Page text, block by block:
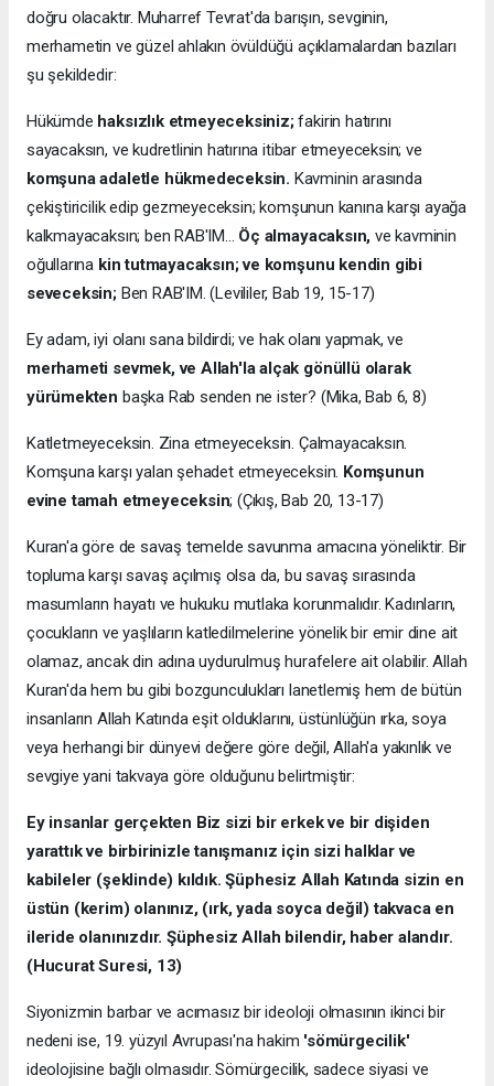
doğru olacaktır. Muharref Tevrat'da barışın, sevginin,
merhametin ve güzel ahlakın övüldüğü açıklamalardan bazıları
şu şekildedir:
Hükümde haksızlık etmeyeceksiniz;fakirin hatırını
sayacaksın, ve kudretlinin hatırına itibar etmeyeceksin; ve
komşuna adaletle hükmedeceksin. Kavminin arasında
çekiştiricilik edip gezmeyeceksin; komşunun kanına karşı ayağa
kalkmayacaksın; ben RAB'IM... Öç almayacaksın, ve kavminin
oğullarına kin tutmayacaksın; ve komşunu kendin gibi
seveceksin;Ben RAB'IM. (Levililer, Bab 19, 15-17)
Ey adam, iyi olanı sana bildirdi; ve hak olanı yapmak, ve
merhameti sevmek, ve Allah'la alçak gönüllü olarak
yürümekten başka Rab senden ne ister? (Mika, Bab 6, 8)
Katletmeyeceksin. Zina etmeyeceksin. Çalmayacaksın.
Komşuna karşı yalan şehadet etmeyeceksin. Komşunun
evine tamah etmeyeceksin; (Çıkış, Bab 20, 13-17)
Kuran'a göre de savaş temelde savunma amacına yöneliktir. Bir
topluma karşı savaş açılmış olsa da, bu savaş sırasında
masumların hayatı ve hukuku mutlaka korunmalıdır. Kadınların,
çocukların ve yaşlıların katledilmelerine yönelik bir emir dine ait
olamaz, ancak din adına uydurulmuş hurafelere ait olabilir. Allah
Kuran'da hem bu gibi bozgunculukları lanetlemiş hem de bütün
insanların Allah Katında eşit olduklarını, üstünlüğün ırka, soya
veya herhangi bir dünyevi değere göre değil, Allah'a yakınlık ve
sevgiye yani takvaya göre olduğunu belirtmiştir:
Ey insanlar gerçekten Biz sizi bir erkek ve bir dişiden
yarattık ve birbirinizle tanışmanız için sizi halklar ve
kabileler (şeklinde) kıldık. Şüphesiz Allah Katında sizin en
üstün (kerim) olanınız, (ırk, yada soyca değil) takvaca en
ileride olanınızdır. Şüphesiz Allah bilendir, haber alandır.
(Hucurat Suresi, 13)
Siyonizmin barbar ve acımasız bir ideoloji olmasının ikinci bir
nedeni ise, 19. yüzyıl Avrupası'na hakim 'sömürgecilik'
ideolojisine bağlı olmasıdır. Sömürgecilik, sadece siyasi ve